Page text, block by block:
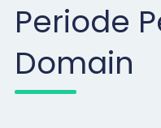
Periode
Domain